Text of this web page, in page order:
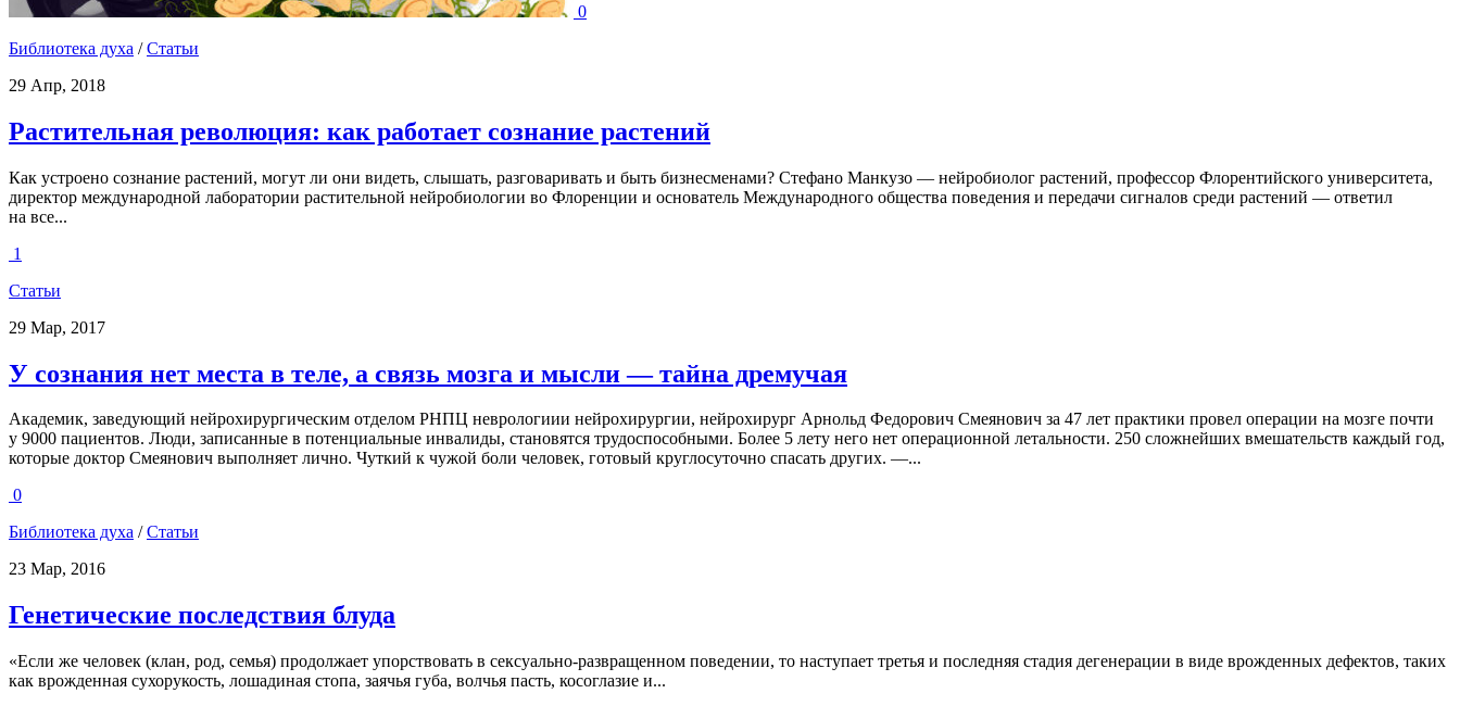
0
Библиотека духа /Статьи
29 Апр, 2018
Растительная революция: как работает сознание растений
Как устроено сознание растений, могут ли они видеть, слышать, разговаривать и быть бизнесменами? Стефано Манкузо — нейробиолог растений, профессор Флорентийского университета,
директор международной лаборатории растительной нейробиологии во Флоренции и основатель Международного общества поведения и передачи сигналов среди растений — ответил
на все...
1
Статьи
29 Мар, 2017
У сознания нет места в теле, а связь мозга и мысли — тайна дремучая
Академик, заведующий нейрохирургическим отделом РНПЦ неврологиии нейрохирургии, нейрохирург Арнольд Федорович Смеянович за 47 лет практики провел операции на мозге почти
у 9000 пациентов. Люди, записанные в потенциальные инвалиды, становятся трудоспособными. Более 5 лету него нет операционной летальности. 250 сложнейших вмешательств каждый год,
которые доктор Смеянович выполняет лично. Чуткий к чужой боли человек, готовый круглосуточно спасать других. —...
0
Библиотека духа /Статьи
23 Мар, 2016
Генетические последствия блуда
«Если же человек (клан, род, семья) продолжает упорствовать в сексуально-развращенном поведении, то наступает третья и последняя стадия дегенерации в виде врожденных дефектов, таких
как врожденная сухорукость, лошадиная стопа, заячья губа, волчья пасть, косоглазие и...